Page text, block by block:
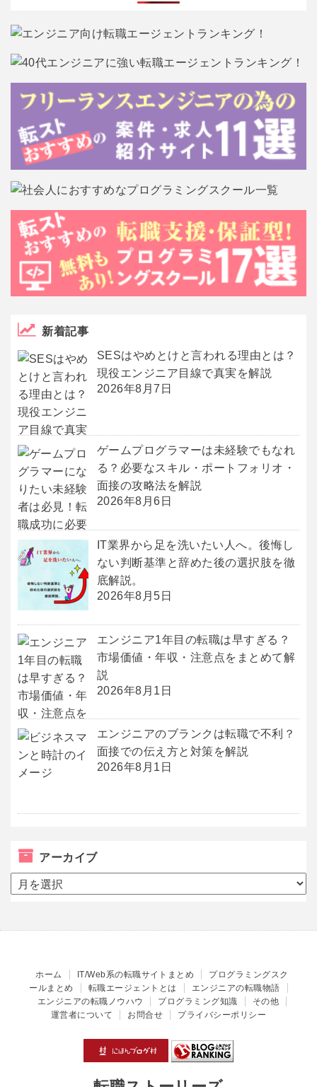
新着記事
SESはやめとけと言われる理由とは？
現役エンジニア目線で真実を解説
2026年8月7日
ゲームプログラマーは未経験でもなれ
る？必要なスキル・ポートフォリオ・
面接の攻略法を解説
2026年8月6日
IT業界から足を洗いたい人へ。後悔し
ない判断基準と辞めた後の選択肢を徹
底解説。
2026年8月5日
エンジニア1年目の転職は早すぎる？
市場価値・年収・注意点をまとめて解
説
2026年8月1日
エンジニアのブランクは転職で不利？
面接での伝え方と対策を解説
2026年8月1日
アーカイブ
ア
ー
ホーム IT/Web系の転職サイトまとめ
プログラミングスク
ールまとめ
転職エージェントとは
エンジニアの転職物語
エンジニアの転職ノウハウ
プログラミング知識
その他
運営者について
お問合せ プライバシーポリシー